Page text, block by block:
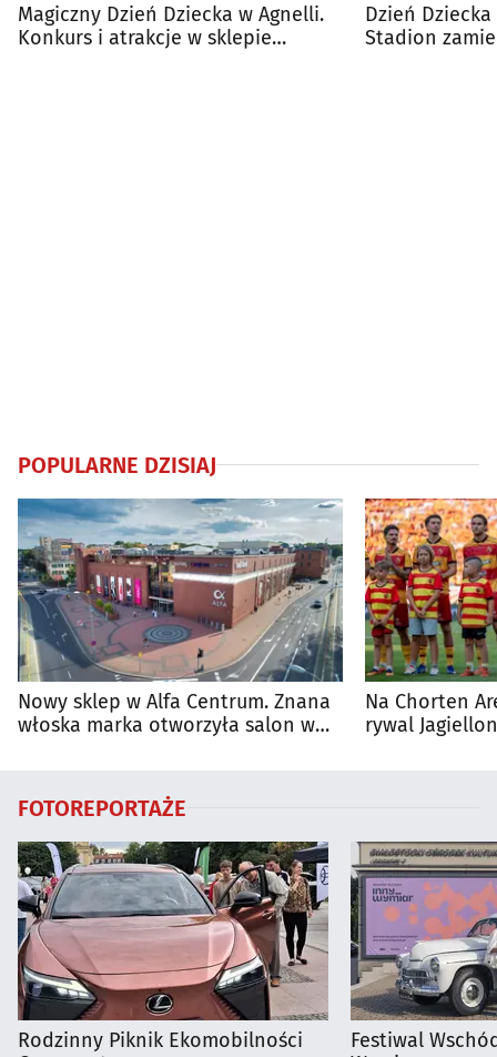
Magiczny Dzień Dziecka w Agnelli.
Konkurs i atrakcje w sklepie
Dzień
Stadion
POPULARNE DZISIAJ
Nowy sklep w Alfa Centrum. Znana
włoska marka otworzyła salon w
Na Chorten
rywal
FOTOREPORTAŻE
Rodzinny Piknik Ekomobilności
Festiwal